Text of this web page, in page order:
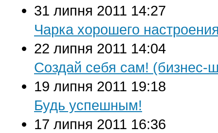
31 липня 2011 14:27
Чарка хорошего
22 липня 2011 14:04
Создай себя сам!
19 липня 2011 19:18
Будь успешным!
17 липня 2011 16:36